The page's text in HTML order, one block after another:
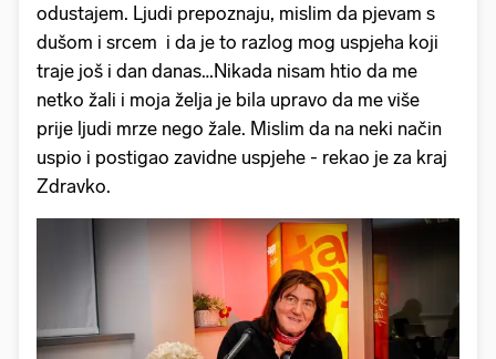
odustajem. Ljudi prepoznaju, mislim da pjevam s
dušom i srcem i da je to razlog mog uspjeha koji
traje još i dan danas…Nikada nisam htio da me
netko žali i moja želja je bila upravo da me više
prije ljudi mrze nego žale. Mislim da na neki način
uspio i postigao zavidne uspjehe - rekao je za kraj
Zdravko.